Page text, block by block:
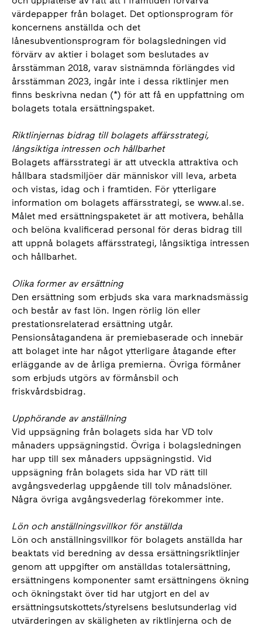
värdepapper från bolaget. Det optionsprogram för
koncernens anställda och det
lånesubventionsprogram för bolagsledningen vid
förvärv av aktier i bolaget som beslutades av
årsstämman 2018, varav sistnämnda förlängdes vid
årsstämman 2023, ingår inte i dessa riktlinjer men
finns beskrivna nedan (*) för att få en uppfattning om
bolagets totala ersättningspaket.
Riktlinjernas bidrag till bolagets affärsstrategi,
långsiktiga intressen och hållbarhet
Bolagets affärsstrategi är att utveckla attraktiva och
hållbara stadsmiljöer där människor vill leva, arbeta
och vistas, idag och i framtiden. För ytterligare
information om bolagets affärsstrategi, se www.al.se.
Målet med ersättningspaketet är att motivera, behålla
och belöna kvalificerad personal för deras bidrag till
att uppnå bolagets affärsstrategi, långsiktiga intressen
och hållbarhet.
Olika former av ersättning
Den ersättning som erbjuds ska vara marknadsmässig
och består av fast lön. Ingen rörlig lön eller
prestationsrelaterad ersättning utgår.
Pensionsåtagandena är premiebaserade och innebär
att bolaget inte har något ytterligare åtagande efter
erläggande av de årliga premierna. Övriga förmåner
som erbjuds utgörs av förmånsbil och
friskvårdsbidrag.
Upphörande av anställning
Vid uppsägning från bolagets sida har VD tolv
månaders uppsägningstid. Övriga i bolagsledningen
har upp till sex månaders uppsägningstid. Vid
uppsägning från bolagets sida har VD rätt till
avgångsvederlag uppgående till tolv månadslöner.
Några övriga avgångsvederlag förekommer inte.
Lön och anställningsvillkor för anställda
Lön och anställningsvillkor för bolagets anställda har
beaktats vid beredning av dessa ersättningsriktlinjer
genom att uppgifter om anställdas totalersättning,
ersättningens komponenter samt ersättningens ökning
och ökningstakt över tid har utgjort en del av
ersättningsutskottets/styrelsens beslutsunderlag vid
utvärderingen av skäligheten av riktlinjerna och de